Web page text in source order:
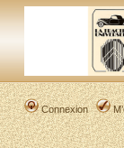
Connexion